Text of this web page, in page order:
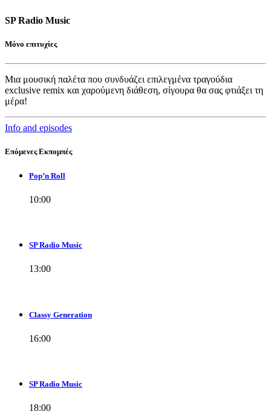
SP Radio Music
Μόνο επιτυχίες
Μια μουσική παλέτα που συνδυάζει επιλεγμένα τραγούδια
exclusive remix και χαρούμενη διάθεση, σίγουρα θα σας φτιάξει τη
μέρα!
Info and episodes
Επόμενες Εκπομπές
Pop’n Roll
10:00
SP Radio Music
13:00
Classy Generation
16:00
SP Radio Music
18:00